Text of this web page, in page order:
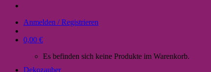
Anmelden / Registrieren
0,00 €
Es befinden sich keine Produkte im Warenkorb.
Dekozauber